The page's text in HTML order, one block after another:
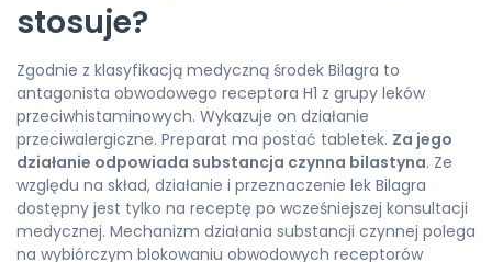
stosuje?
Zgodnie z klasyfikacją medyczną środek Bilagra to
antagonista obwodowego receptora H1 z grupy leków
przeciwhistaminowych. Wykazuje on działanie
przeciwalergiczne. Preparat ma postać tabletek. Za jego
działanie odpowiada substancja czynna bilastyna. Ze
względu na skład, działanie i przeznaczenie lek Bilagra
dostępny jest tylko na receptę po wcześniejszej konsultacji
medycznej. Mechanizm działania substancji czynnej polega
na wybiórczym blokowaniu obwodowych receptorów